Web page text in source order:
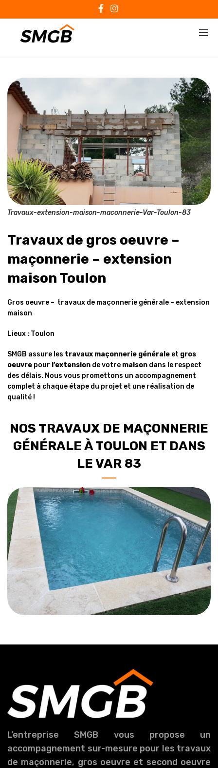
Travaux-extension-maison-maconnerie-Var-Toulon-83
Travaux de gros oeuvre –
maçonnerie – extension
maison Toulon
Gros oeuvre – travaux de maçonnerie générale – extension
maison
Lieux : Toulon
SMGB assure les travaux maçonnerie générale et gros
oeuvre pour l’extension de votre maison dans le respect
des délais. Nous vous promettons un accompagnement
complet à chaque étape du projet et une réalisation de
qualité !
NOS TRAVAUX DE MAÇONNERIE
GÉNÉRALE À TOULON ET DANS
LE VAR 83
L’entreprise SMGB vous propose un
accompagnement sur-mesure pour les travaux
de maçonnerie, gros oeuvre et second oeuvre